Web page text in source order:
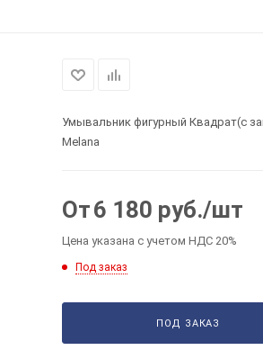
Умывальник фигурный Квадрат(с
Melana
От6 180 руб./шт
Цена указана с учетом НДС 20%
Под заказ
ПОД ЗАКАЗ